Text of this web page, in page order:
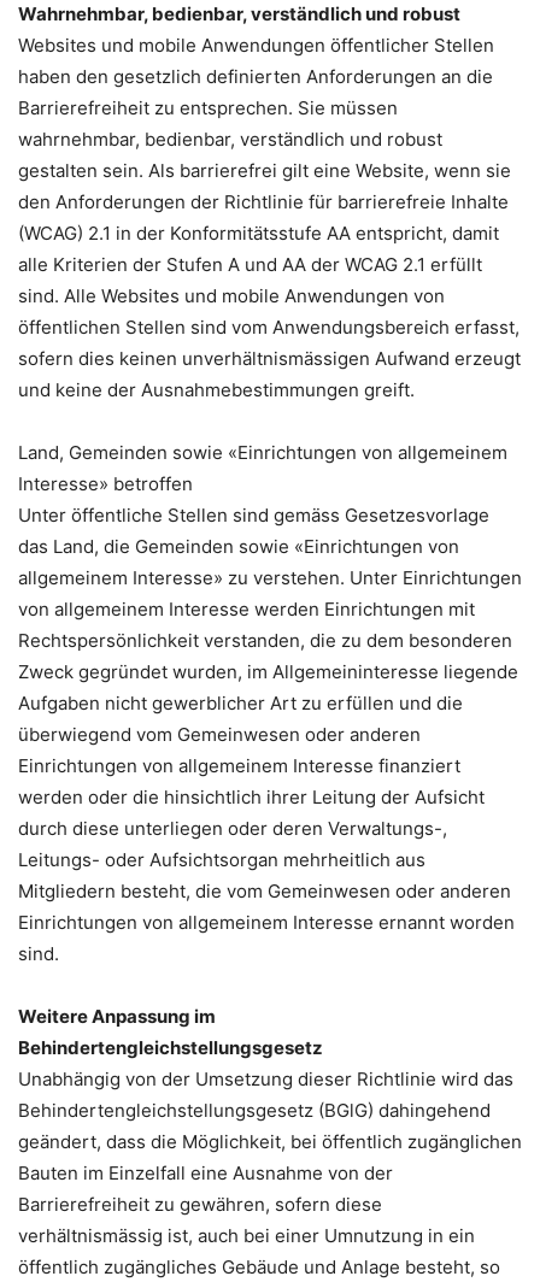
Wahrnehmbar, bedienbar, verständlich und robust
Websites und mobile Anwendungen öffentlicher Stellen
haben den gesetzlich definierten Anforderungen an die
Barrierefreiheit zu entsprechen. Sie müssen
wahrnehmbar, bedienbar, verständlich und robust
gestalten sein. Als barrierefrei gilt eine Website, wenn sie
den Anforderungen der Richtlinie für barrierefreie Inhalte
(WCAG) 2.1 in der Konformitätsstufe AA entspricht, damit
alle Kriterien der Stufen A und AA der WCAG 2.1 erfüllt
sind. Alle Websites und mobile Anwendungen von
öffentlichen Stellen sind vom Anwendungsbereich erfasst,
sofern dies keinen unverhältnismässigen Aufwand erzeugt
und keine der Ausnahmebestimmungen greift.
Land, Gemeinden sowie «Einrichtungen von allgemeinem
Interesse» betroffen
Unter öffentliche Stellen sind gemäss Gesetzesvorlage
das Land, die Gemeinden sowie «Einrichtungen von
allgemeinem Interesse» zu verstehen. Unter Einrichtungen
von allgemeinem Interesse werden Einrichtungen mit
Rechtspersönlichkeit verstanden, die zu dem besonderen
Zweck gegründet wurden, im Allgemeininteresse liegende
Aufgaben nicht gewerblicher Art zu erfüllen und die
überwiegend vom Gemeinwesen oder anderen
Einrichtungen von allgemeinem Interesse finanziert
werden oder die hinsichtlich ihrer Leitung der Aufsicht
durch diese unterliegen oder deren Verwaltungs-,
Leitungs- oder Aufsichtsorgan mehrheitlich aus
Mitgliedern besteht, die vom Gemeinwesen oder anderen
Einrichtungen von allgemeinem Interesse ernannt worden
sind.
Weitere Anpassung im
Behindertengleichstellungsgesetz
Unabhängig von der Umsetzung dieser Richtlinie wird das
Behindertengleichstellungsgesetz (BGlG) dahingehend
geändert, dass die Möglichkeit, bei öffentlich zugänglichen
Bauten im Einzelfall eine Ausnahme von der
Barrierefreiheit zu gewähren, sofern diese
verhältnismässig ist, auch bei einer Umnutzung in ein
öffentlich zugängliches Gebäude und Anlage besteht, so